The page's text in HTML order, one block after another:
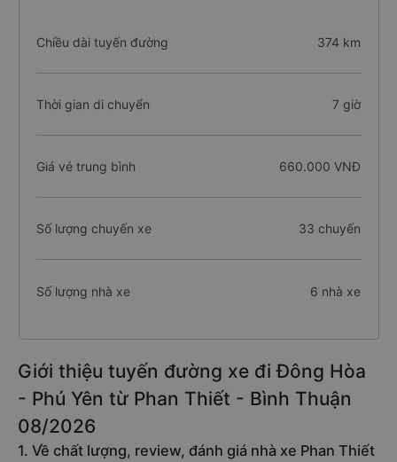
Chiều dài tuyến đường 374 km
Thời gian di chuyển 7 giờ
Giá vé trung bình 660.000 VNĐ
Số lượng chuyến xe 33 chuyến
Số lượng nhà xe 6 nhà xe
Giới thiệu tuyến đường xe đi Đông Hòa
- Phú Yên từ Phan Thiết - Bình Thuận
08/2026
1. Về chất lượng, review, đánh giá nhà xe Phan Thiết